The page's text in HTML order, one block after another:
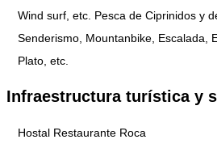
Wind surf, etc. Pesca de Ciprinidos y
Senderismo, Mountanbike, Escalada,
Plato, etc.
Infraestructura turística y
Hostal Restaurante Roca